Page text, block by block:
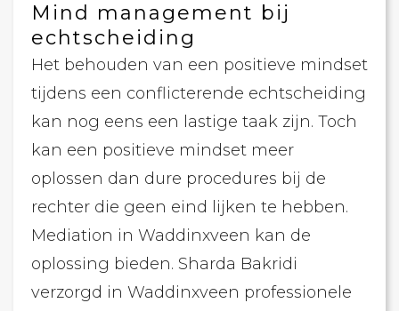
Mind management bij
echtscheiding
Het behouden van een positieve mindset
tijdens een conflicterende echtscheiding
kan nog eens een lastige taak zijn. Toch
kan een positieve mindset meer
oplossen dan dure procedures bij de
rechter die geen eind lijken te hebben.
Mediation in Waddinxveen kan de
oplossing bieden. Sharda Bakridi
verzorgd in Waddinxveen professionele